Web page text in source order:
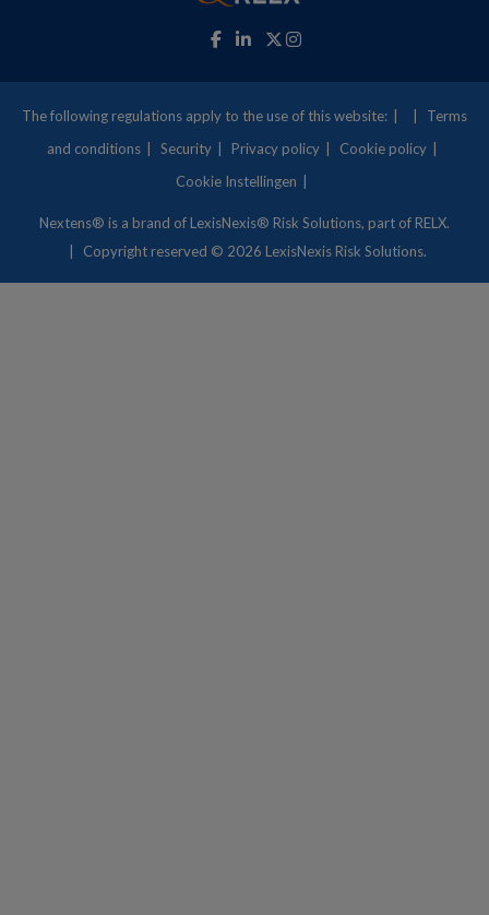
The following regulations apply to the use of this website:
Terms
and conditions
Security Privacy policy
Cookie policy
Cookie Instellingen
Nextens® is a brand of LexisNexis® Risk Solutions, part of RELX.
Copyrightreserved © 2026 LexisNexis Risk Solutions.